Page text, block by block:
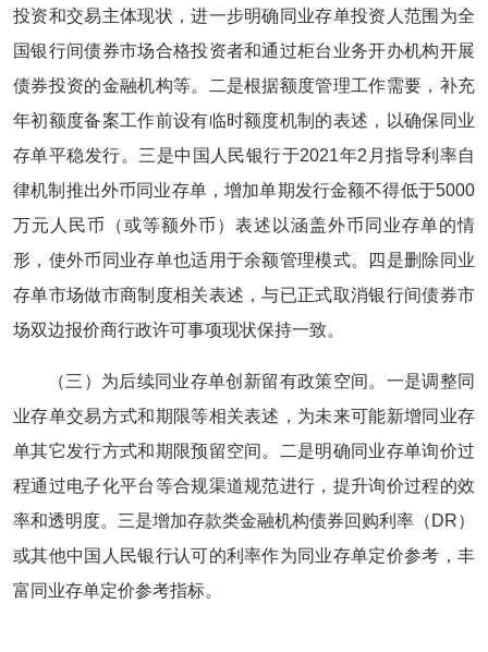
投资和交易主体现状，进一步明确同业存单投资人范围为全
国银行间债券市场合格投资者和通过柜台业务开办机构开展
债券投资的金融机构等。二是根据额度管理工作需要，补充
年初额度备案工作前设有临时额度机制的表述，以确保同业
存单平稳发行。三是中国人民银行于2021年2月指导利率自
律机制推出外币同业存单，增加单期发行金额不得低于5000
万元人民币（或等额外币）表述以涵盖外币同业存单的情
形，使外币同业存单也适用于余额管理模式。四是删除同业
存单市场做市商制度相关表述，与已正式取消银行间债券市
场双边报价商行政许可事项现状保持一致。
（三）为后续同业存单创新留有政策空间。一是调整同
业存单交易方式和期限等相关表述，为未来可能新增同业存
单其它发行方式和期限预留空间。二是明确同业存单询价过
程通过电子化平台等合规渠道规范进行，提升询价过程的效
率和透明度。三是增加存款类金融机构债券回购利率（DR）
或其他中国人民银行认可的利率作为同业存单定价参考，丰
富同业存单定价参考指标。